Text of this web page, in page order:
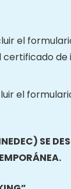
el
de
el
SE